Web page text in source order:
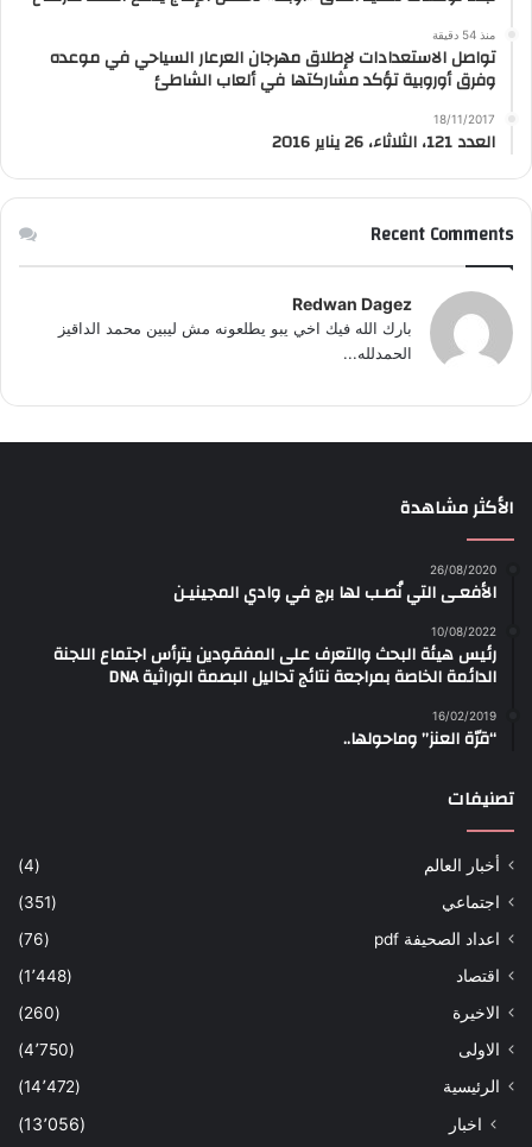
منذ 54 دقيقة
تواصل الاستعدادات لإطلاق مهرجان العرعار السياحي في موعده
وفرق أوروبية تؤكد مشاركتها في ألعاب الشاطئ
18/11/2017
العدد 121، الثلاثاء، 26 يناير 2016
Recent Comments
Redwan Dagez
بارك الله فيك اخي يبو يطلعونه مش ليبين محمد الداقيز
الحمدلله...
الأكثر مشاهدة
26/08/2020
الأفعـى التي نُصـب لها برج في وادي المجينيـن
10/08/2022
رئيس هيئة البحث والتعرف على المفقودين يترأس اجتماع اللجنة
الدائمة الخاصة بمراجعة نتائج تحاليل البصمة الوراثية DNA
16/02/2019
“قرّة العنز” وماحولها..
تصنيفات
أخبار العالم
(4)
اجتماعي
(351)
اعداد الصحيفة pdf
(76)
اقتصاد
(1٬448)
الاخيرة
(260)
الاولى
(4٬750)
الرئيسية
(14٬472)
اخبار (13٬056)